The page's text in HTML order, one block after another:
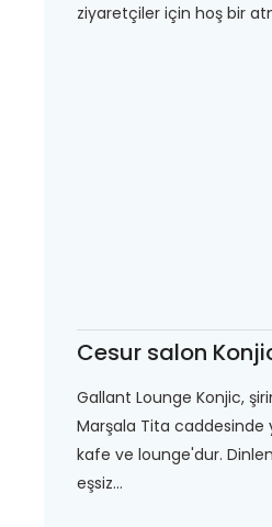
ziyaretçiler için hoş bir
Cesur salon
Gallant Lounge Konjic,
Marşala Tita caddesinde
kafe ve lounge'dur.
eşsiz...